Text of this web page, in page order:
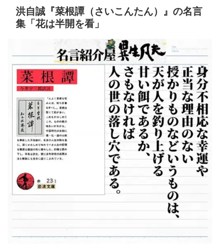
洪自誠『菜根譚（さいこんたん）』の名言
集「花は半開を看」